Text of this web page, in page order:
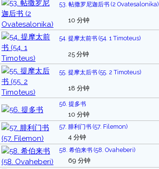
53. 帖撒罗尼迦后书 (2 Ovatesalonika)
10 分钟
54. 提摩太前书 (54. 1 Timoteus)
25 分钟
55. 提摩太后书 (55. 2 Timoteus)
18 分钟
56. 提多书
10 分钟
57. 腓利门书 (57. Filemon)
4 分钟
58. 希伯来书 (58. Ovaheberi)
69 分钟